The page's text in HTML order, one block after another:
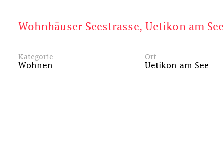
Wohnhäuser Seestrasse, Uetikon am See
Kategorie
Wohnen
Ort
Uetikon am See